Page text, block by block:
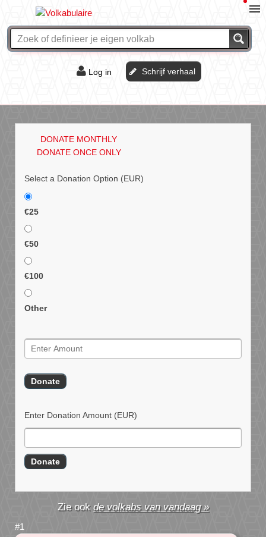
Log in Schrijf verhaal
DONATE MONTHLY
DONATE ONCE ONLY
Select a Donation Option (EUR)
€25
€50
€100
Other
Enter Donation Amount (EUR)
de volkabs van vandaag »